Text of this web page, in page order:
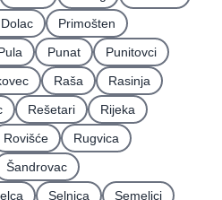
Primošten
Punat
Punitovci
Raša
Rasinja
Rešetari
Rijeka
Rovišće
Rugvica
Šandrovac
Selnica
Semeljci